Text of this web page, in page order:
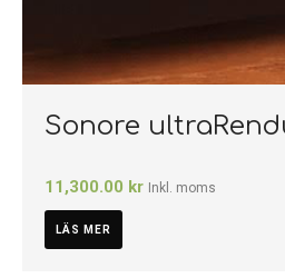
Sonore
11,300.00 kr Inkl. moms
LÄS MER